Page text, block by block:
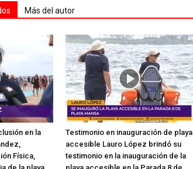
Más del autor
en la
Física,
Testimonio en inauguración de playa
accesible Lauro López brindó su
testimonio en la inauguración de la